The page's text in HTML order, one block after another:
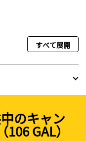
すべて展開
のキャン
GAL）